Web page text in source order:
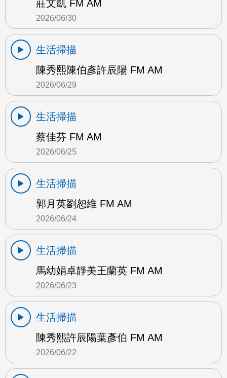
莊文凱 FM AM
2026/06/30
生活掃描
陳秀熙陳伯彥許辰陽 FM AM
2026/06/29
生活掃描
蔡佳芬 FM AM
2026/06/25
生活掃描
郭月英劉恕維 FM AM
2026/06/24
生活掃描
馬幼娟卓靜美王蘭英 FM AM
2026/06/23
生活掃描
陳秀熙許辰陽葉彥伯 FM AM
2026/06/22